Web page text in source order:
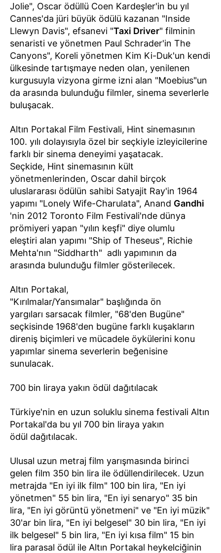
Jolie", Oscar ödüllü Coen Kardeşler'in bu yıl
Cannes'da jüri büyük ödülü kazanan "Inside
Llewyn Davis", efsanevi "Taxi Driver" filminin
senaristi ve yönetmen Paul Schrader'in The
Canyons", Koreli yönetmen Kim Ki-Duk'un kendi
ülkesinde tartışmaye neden olan, yenilenen
kurgusuyla vizyona girme izni alan "Moebius"un
da arasında bulunduğu filmler, sinema severlerle
buluşacak.
Altın Portakal Film Festivali, Hint sinemasının
100. yılı dolayısıyla özel bir seçkiyle izleyicilerine
farklı bir sinema deneyimi yaşatacak.
Seçkide, Hint sinemasının kült
yönetmenlerinden, Oscar dahil birçok
uluslararası ödülün sahibi Satyajit Ray'in 1964
yapımı "Lonely Wife-Charulata", Anand Gandhi
'nin 2012 Toronto Film Festivali'nde dünya
prömiyeri yapan "yılın keşfi" diye olumlu
eleştiri alan yapımı "Ship of Theseus", Richie
Mehta'nın "Siddharth" adlı yapımının da
arasında bulunduğu filmler gösterilecek.
Altın Portakal,
"Kırılmalar/Yansımalar" başlığında ön
yargıları sarsacak filmler, "68'den Bugüne"
seçkisinde 1968'den bugüne farklı kuşakların
direniş biçimleri ve mücadele öykülerini konu
yapımlar sinema severlerin beğenisine
sunulacak.
700 bin liraya yakın ödül dağıtılacak
Türkiye'nin en uzun soluklu sinema festivali Altın
Portakal'da bu yıl 700 bin liraya yakın
ödül dağıtılacak.
Ulusal uzun metraj film yarışmasında birinci
gelen film 350 bin lira ile ödüllendirilecek. Uzun
metrajda "En iyi ilk film" 100 bin lira, "En iyi
yönetmen" 55 bin lira, "En iyi senaryo" 35 bin
lira, "En iyi görüntü yönetmeni" ve "En iyi müzik"
30'ar bin lira, "En iyi belgesel" 30 bin lira, "En iyi
ilk belgesel" 5 bin lira, "En iyi kısa film" 15 bin
lira parasal ödül ile Altın Portakal heykelciğinin